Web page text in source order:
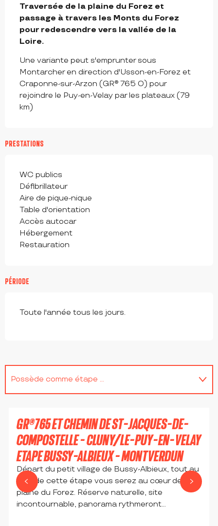
Traversée de la plaine du Forez et
passage à travers les Monts du Forez
pour redescendre vers la vallée de la
Loire.
Une variante peut s'emprunter sous
Montarcher en direction d'Usson-en-Forez et
Craponne-sur-Arzon (GR® 765 O) pour
rejoindre le Puy-en-Velay par les plateaux (79
km)
PRESTATIONS
WC publics
Défibrillateur
Aire de pique-nique
Table d'orientation
Accès autocar
Hébergement
Restauration
PÉRIODE
Toute l'année tous les jours.
Possède comme étape ...
GR®765 ET CHEMIN DE ST-JACQUES-DE-
COMPOSTELLE - CLUNY/LE-PUY-EN-VELAY
ETAPE BUSSY-ALBIEUX - MONTVERDUN
Départ du petit village de Bussy-Albieux, tout au
long de cette étape vous serez au cœur de la
plaine du Forez. Réserve naturelle, site
incontournable, panorama rythmeront...